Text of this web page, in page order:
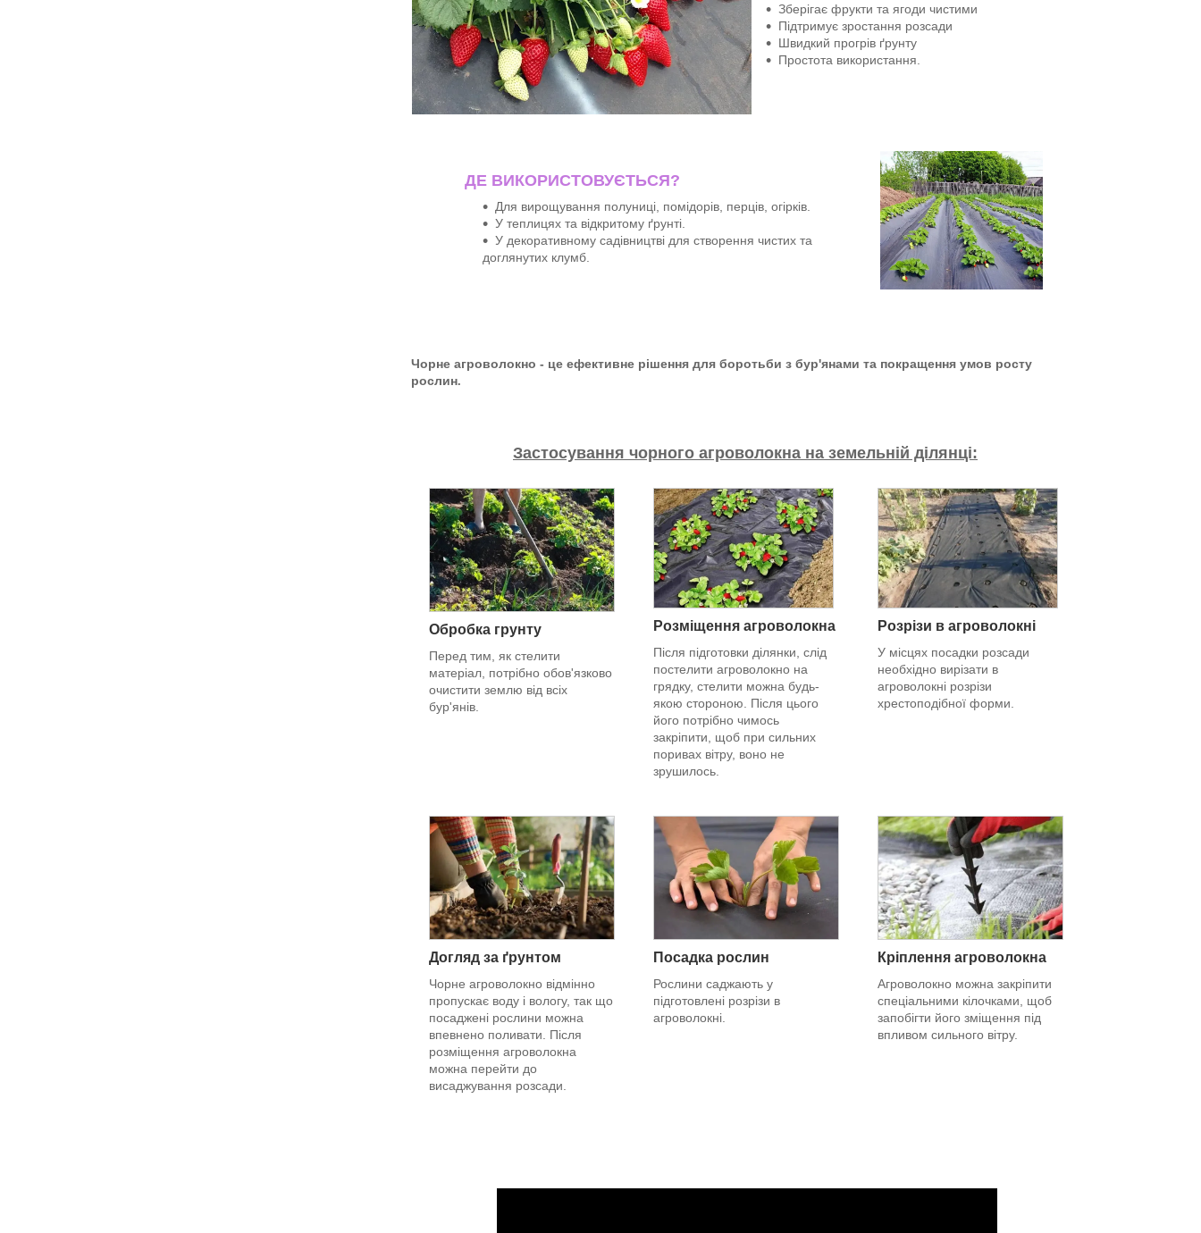
Зберігає фрукти та ягоди чистими
Підтримує зростання розсади
Швидкий прогрів ґрунту
Простота використання.
ДЕ ВИКОРИСТОВУЄТЬСЯ?
Для вирощування полуниці, помідорів, перців, огірків.
У теплицях та відкритому ґрунті.
У декоративному садівництві для створення чистих та
доглянутих клумб.
Чорне агроволокно - це ефективне рішення для боротьби з бур'янами та покращення умов росту
рослин.
Застосування чорного агроволокна на земельній ділянці:
Обробка грунту
Перед тим, як стелити
матеріал, потрібно обов'язково
очистити землю від всіх
бур'янів.
Розміщення агроволокна
Після підготовки ділянки, слід
постелити агроволокно на
грядку, стелити можна будь-
якою стороною. Після цього
його потрібно чимось
закріпити, щоб при сильних
поривах вітру, воно не
зрушилось.
Розрізи в агроволокні
У місцях посадки розсади
необхідно вирізати в
агроволокні розрізи
хрестоподібної форми.
Догляд за ґрунтом
Чорне агроволокно відмінно
пропускає воду і вологу, так що
посаджені рослини можна
впевнено поливати. Після
розміщення агроволокна
можна перейти до
висаджування розсади.
Посадка рослин
Рослини саджають у
підготовлені розрізи в
агроволокні.
Кріплення агроволокна
Агроволокно можна закріпити
спеціальними кілочками, щоб
запобігти його зміщення під
впливом сильного вітру.